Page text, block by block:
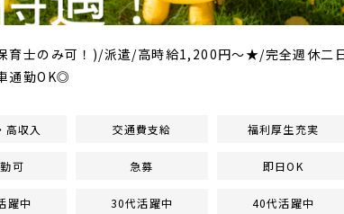
育士のみ可！)/派遣/高時給1,200円～★/完全週休
通勤OK◎
高収入 交通費支給 福利厚生充実
可 急募 即日OK
躍中 30代活躍中 40代活躍中